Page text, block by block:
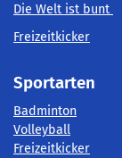
Die Welt ist bunt
Freizeitkicker
Sportarten
Badminton
Volleyball
Freizeitkicker